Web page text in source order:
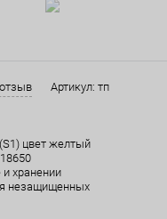
Артикул: тп
цвет желтый
хранении
незащищенных